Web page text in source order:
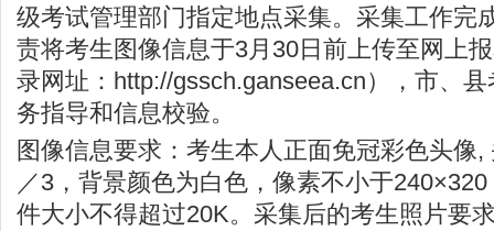
级考试管理部门指定地点采集。采集工作完
责将考生图像信息于3月30日前上传至网上
录网址： http://gssch.ganseea.cn），市、
务指导和信息校验。
图像信息要求：考生本人正面免冠彩色头像
／3，背景颜色为白色，像素不小于
件大小不得超过20K。采集后的考生照片要